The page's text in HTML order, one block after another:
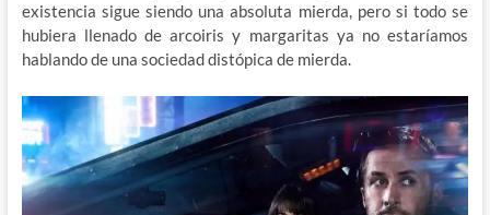
existencia sigue siendo una absoluta mierda, pero si todo se
hubiera llenado de arcoiris y margaritas ya no estaríamos
hablando de una sociedad distópica de mierda.